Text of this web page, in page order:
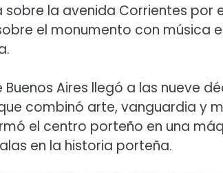
sobre la avenida Corrientes
el monumento con música
Buenos Aires llegó a las nueve
combinó arte, vanguardia y
el centro porteño en una
en la historia porteña.